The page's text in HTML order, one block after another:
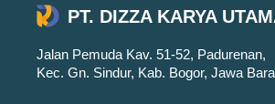
PT. DIZZA KARYA
Jalan Pemuda Kav. 51-52, Padurenan,
Kec. Gn. Sindur, Kab. Bogor, Jawa